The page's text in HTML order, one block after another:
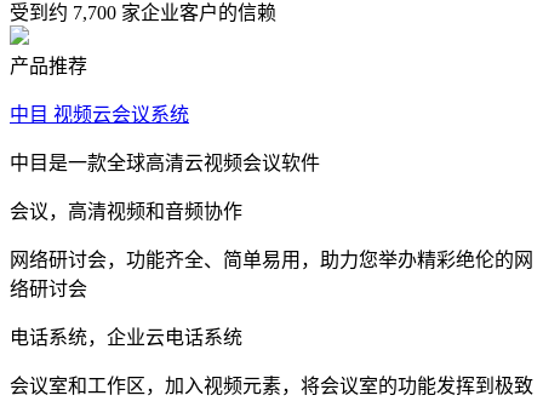
受到约 7,700 家企业客户的信赖
产品推荐
中目 视频云会议系统
中目是一款全球高清云视频会议软件
会议，高清视频和音频协作
网络研讨会，功能齐全、简单易用，助力您举办精彩绝伦的网
络研讨会
电话系统，企业云电话系统
会议室和工作区，加入视频元素，将会议室的功能发挥到极致